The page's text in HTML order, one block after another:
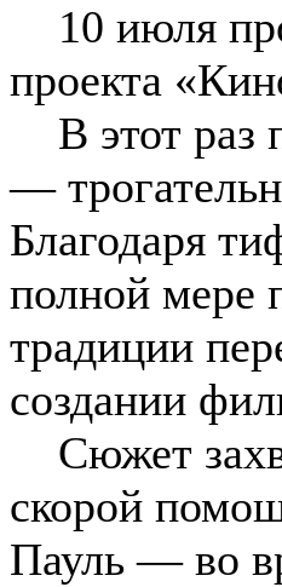
10 июля
проекта
В этот раз
—
Благодаря
полной мере
традиции
создании
Сюжет
скорой
Пауль — во